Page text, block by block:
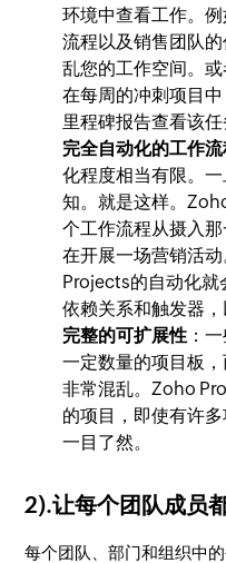
环境中查看工作。
流程以及销售团队
乱您的工作空间。
在每周的冲刺项目
里程碑报告查看该任
完全自动化的工作
化程度相当有限。
知。就是这样。
个工作流程从摄入
在开展一场营销活
Projects的自动化就
依赖关系和触发器，
完整的可扩展性 ：
一定数量的项目板
非常混乱。Zoho
的项目，即使有许
一目了然。
2).让每个团队成员
每个团队、部门和组织中